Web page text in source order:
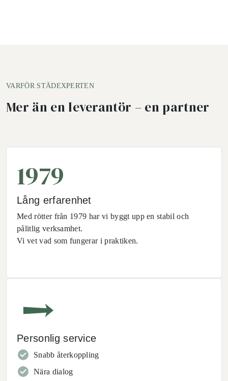
VARFÖR STÄDEXPERTEN
Mer än en leverantör – en partner
1979
Lång erfarenhet
Med rötter från 1979 har vi byggt upp en stabil och
pålitlig verksamhet.
Vi vet vad som fungerar i praktiken.
Personlig service
Snabb återkoppling
Nära dialog